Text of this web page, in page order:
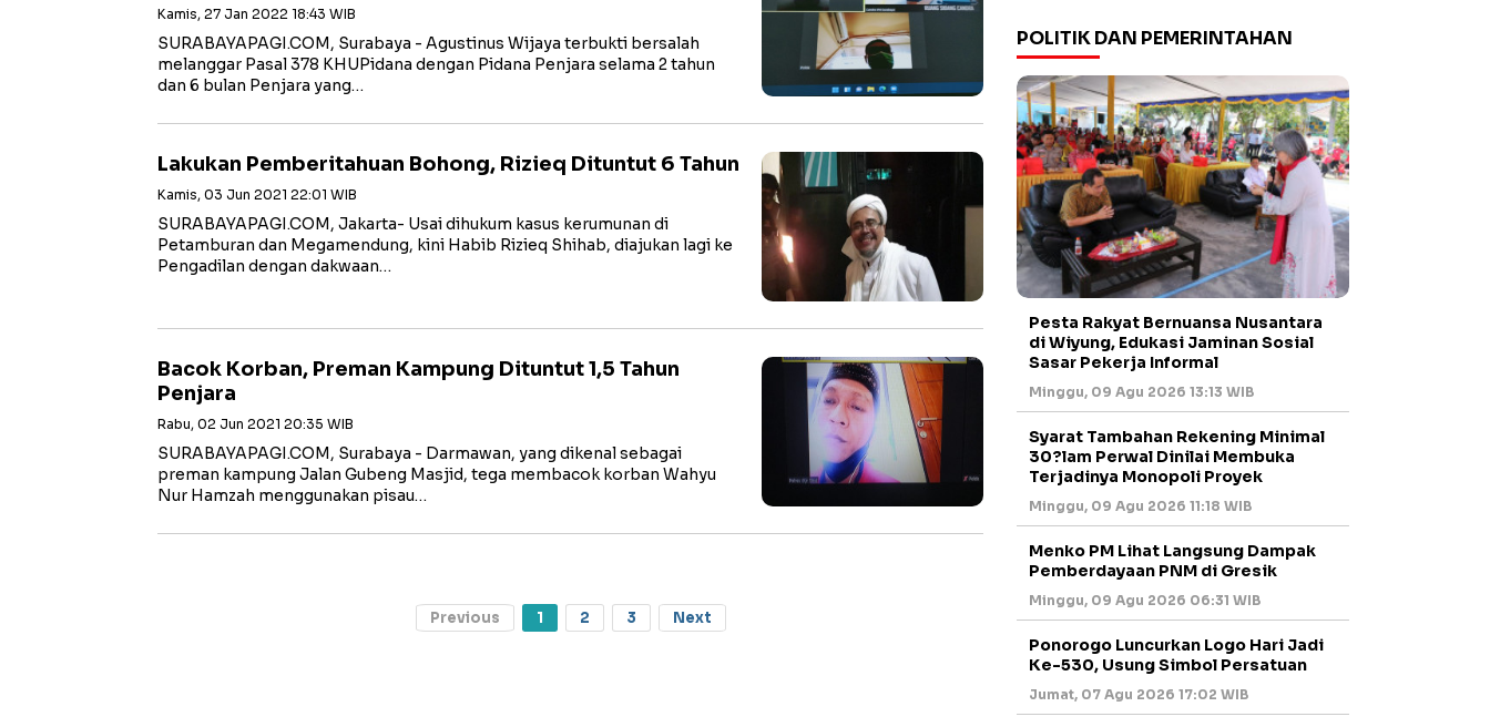
Kamis, 27 Jan 2022 18:43 WIB
SURABAYAPAGI.COM, Surabaya - Agustinus Wijaya terbukti bersalah
melanggar Pasal 378 KHUPidana dengan Pidana Penjara selama 2 tahun
dan 6 bulan Penjara yang…
Lakukan Pemberitahuan Bohong, Rizieq Dituntut 6 Tahun
Kamis, 03 Jun 2021 22:01 WIB
SURABAYAPAGI.COM, Jakarta- Usai dihukum kasus kerumunan di
Petamburan dan Megamendung, kini Habib Rizieq Shihab, diajukan lagi ke
Pengadilan dengan dakwaan…
Bacok Korban, Preman Kampung Dituntut 1,5 Tahun
Penjara
Rabu, 02 Jun 2021 20:35 WIB
SURABAYAPAGI.COM, Surabaya - Darmawan, yang dikenal sebagai
preman kampung Jalan Gubeng Masjid, tega membacok korban Wahyu
Nur Hamzah menggunakan pisau…
Previous 1 2 3 Next
POLITIK DAN PEMERINTAHAN
Pesta Rakyat Bernuansa Nusantara
di Wiyung, Edukasi Jaminan Sosial
Sasar Pekerja Informal
Minggu, 09 Agu 2026 13:13 WIB
Syarat Tambahan Rekening Minimal
30?lam Perwal Dinilai Membuka
Terjadinya Monopoli Proyek
Minggu, 09 Agu 2026 11:18 WIB
Menko PM Lihat Langsung Dampak
Pemberdayaan PNM di Gresik
Minggu, 09 Agu 2026 06:31 WIB
Ponorogo Luncurkan Logo Hari Jadi
Ke-530, Usung Simbol Persatuan
Jumat, 07 Agu 2026 17:02 WIB